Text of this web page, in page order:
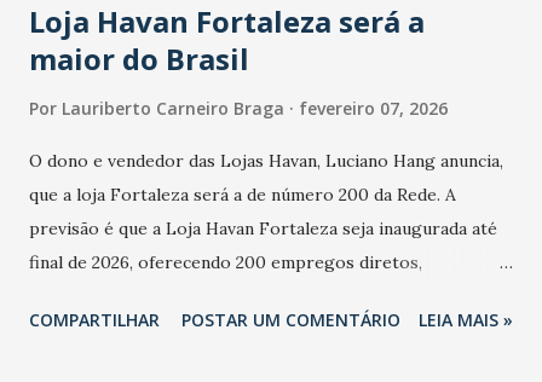
Loja Havan Fortaleza será a
maior do Brasil
Por Lauriberto Carneiro Braga fevereiro 07, 2026
O dono e vendedor das Lojas Havan, Luciano Hang anuncia,
que a loja Fortaleza será a de número 200 da Rede. A
previsão é que a Loja Havan Fortaleza seja inaugurada até
final de 2026, oferecendo 200 empregos diretos,
Havan Fortaleza ainda não foi anunciada oficialmente, mas
COMPARTILHAR POSTAR UM COMENTÁRIO LEIA MAIS »